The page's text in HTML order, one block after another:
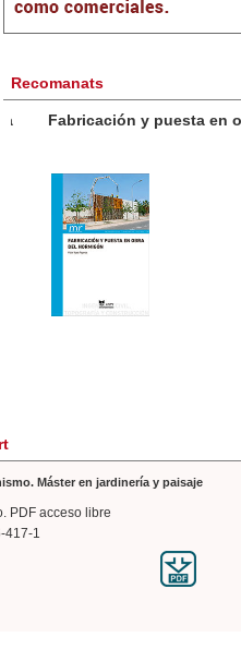
Recomanats
Botánica Agroalimentaria
Máster en jardinería y paisaje
PDF acceso libre
417-1